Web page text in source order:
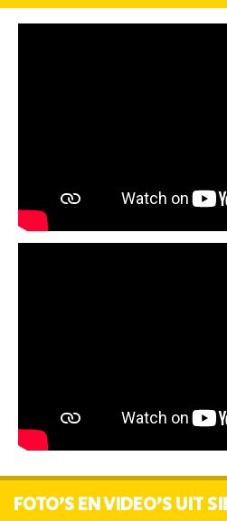
FOTO'S EN VIDEO'S UIT